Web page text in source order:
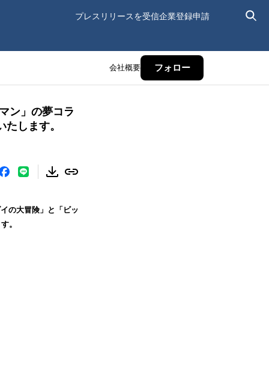
プレスリリースを受信企業登録申請
会社概要 フォロー
ン」の夢コラ
します。
の大冒険」と「ビッ
。